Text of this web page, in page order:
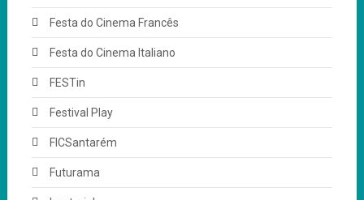
Festa do Cinema Francês
Festa do Cinema Italiano
FESTin
Festival Play
FICSantarém
Futurama